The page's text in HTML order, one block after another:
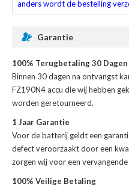
anders wordt de bestelling
Garantie
100% Terugbetaling 30
Binnen 30 dagen na ontvangst
FZ190N4 accu die wij hebben
worden geretourneerd.
1 Jaar Garantie
Voor debatterij geldt een
defect veroorzaakt door een
zorgen wij voor een
100% Veilige Betaling